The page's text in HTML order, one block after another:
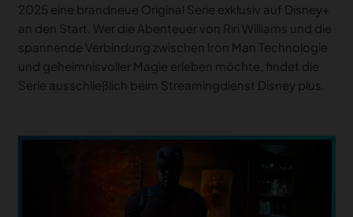
2025 eine brandneue Original Serie exklusiv auf Disney+
an den Start. Wer die Abenteuer von Riri Williams und die
spannende Verbindung zwischen Iron Man Technologie
und geheimnisvoller Magie erleben möchte, findet die
Serie ausschließlich beim Streamingdienst Disney plus.